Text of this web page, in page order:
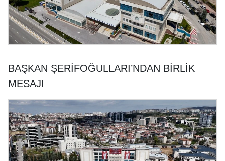
BAŞKAN ŞERİFOĞULLARI’NDAN BİRLİK
MESAJI